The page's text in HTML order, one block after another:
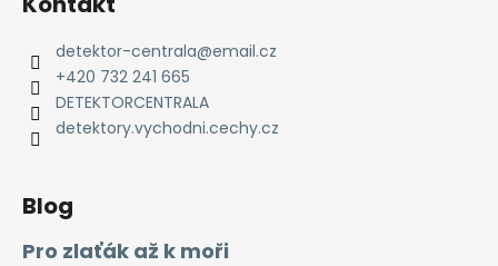
detektor-centrala@email.cz
+420 732 241 665
DETEKTORCENTRALA
detektory.vychodni.cechy.cz
Blog
Pro zlaťák až k moři